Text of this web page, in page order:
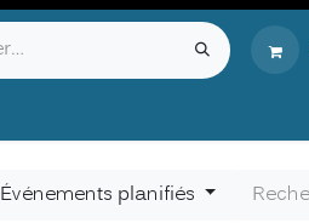
Événements planifiés